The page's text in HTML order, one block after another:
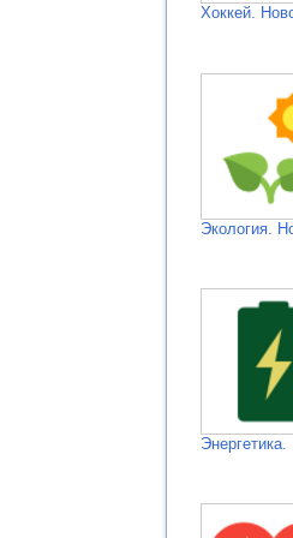
Хоккей.
Экология.